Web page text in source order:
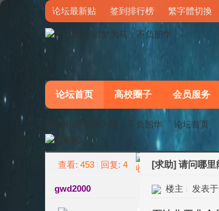
论坛最新贴 签到排行榜 繁字體切換
论坛首页 高校圈子 会员服务
梦马论坛-以梦为马，不负韶华 论坛首页
查看: 453 回复: 4 [求助] 请问哪里
gwd2000 楼主 发表